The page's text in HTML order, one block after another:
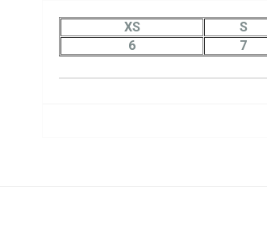
XS S
6
7